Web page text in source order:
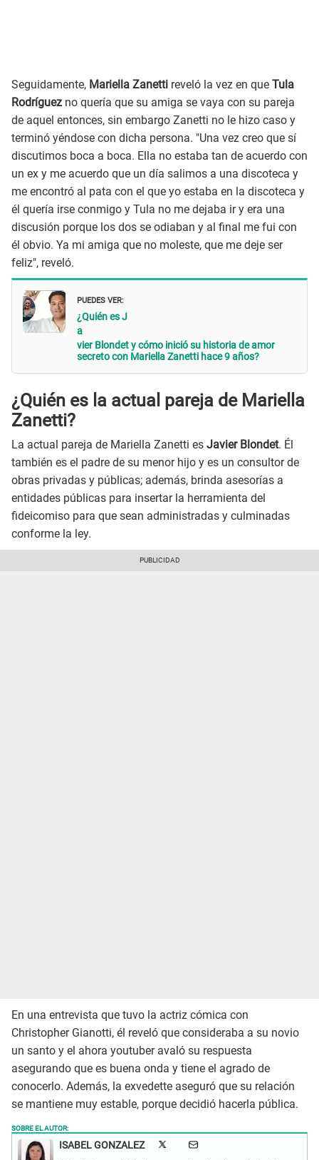
Seguidamente, Mariella Zanetti reveló la vez en que Tula
Rodríguez no quería que su amiga se vaya con su pareja
de aquel entonces, sin embargo Zanetti no le hizo caso y
terminó yéndose con dicha persona. "Una vez creo que sí
discutimos boca a boca. Ella no estaba tan de acuerdo con
un ex y me acuerdo que un día salimos a una discoteca y
me encontró al pata con el que yo estaba en la discoteca y
él quería irse conmigo y Tula no me dejaba ir y era una
discusión porque los dos se odiaban y al final me fui con
él obvio. Ya mi amiga que no moleste, que me deje ser
feliz", reveló.
PUEDES VER:
¿Quién es J
a
vier Blondet y cómo inició su historia de amor
secreto con Mariella Zanetti hace 9 años?
¿Quién es la actual pareja de Mariella
Zanetti?
La actual pareja de Mariella Zanetti es Javier Blondet. Él
también es el padre de su menor hijo y es un consultor de
obras privadas y públicas; además, brinda asesorías a
entidades públicas para insertar la herramienta del
fideicomiso para que sean administradas y culminadas
conforme la ley.
En una entrevista que tuvo la actriz cómica con
Christopher Gianotti, él reveló que consideraba a su novio
un santo y el ahora youtuber avaló su respuesta
asegurando que es buena onda y tiene el agrado de
conocerlo. Además, la exvedette aseguró que su relación
se mantiene muy estable, porque decidió hacerla pública.
SOBRE EL AUTOR:
ISABEL GONZALEZ